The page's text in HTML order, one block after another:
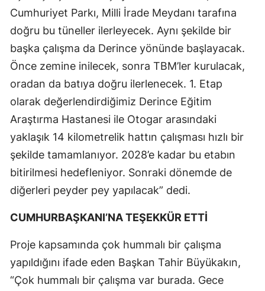
Cumhuriyet Parkı, Milli İrade Meydanı tarafına
doğru bu tüneller ilerleyecek. Aynı şekilde bir
başka çalışma da Derince yönünde başlayacak.
Önce zemine inilecek, sonra TBM’ler kurulacak,
oradan da batıya doğru ilerlenecek. 1. Etap
olarak değerlendirdiğimiz Derince Eğitim
Araştırma Hastanesi ile Otogar arasındaki
yaklaşık 14 kilometrelik hattın çalışması hızlı bir
şekilde tamamlanıyor. 2028’e kadar bu etabın
bitirilmesi hedefleniyor. Sonraki dönemde de
diğerleri peyder pey yapılacak” dedi.
CUMHURBAŞKANI’NA TEŞEKKÜR ETTİ
Proje kapsamında çok hummalı bir çalışma
yapıldığını ifade eden Başkan Tahir Büyükakın,
“Çok hummalı bir çalışma var burada. Gece